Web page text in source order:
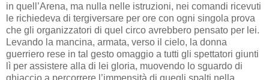
in quell’Arena, ma nulla nelle istruzioni, nei comandi ricevuti
le richiedeva di tergiversare per ore con ogni singola prova
che gli organizzatori di quel circo avrebbero pensato per lei.
Levando la mancina, armata, verso il cielo, la donna
guerriero rese in tal gesto omaggio a tutti gli spettatori giunti
lì per assistere alla di lei gloria, muovendo lo sguardo di
ghiaccio a percorrere l’immensità di quegli spalti nella